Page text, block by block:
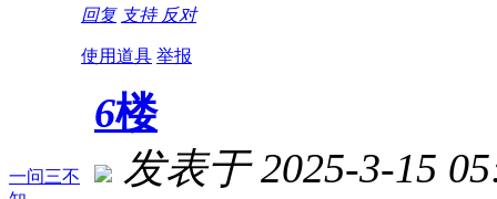
回复 支持 反对
使用道具 举报
一问三不
6楼
发表于 2025-3-15